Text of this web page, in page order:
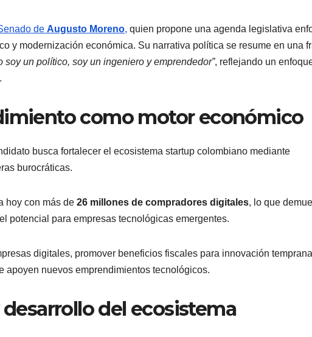
de Augusto Moreno, quien propone una agenda legislativa
y modernización económica. Su narrativa política se resume en una
soy un político, soy un ingeniero y emprendedor”, reflejando un
como motor económico
busca fortalecer el ecosistema startup colombiano mediante
burocráticas.
hoy con más de 26 millones de compradores digitales, lo que
potencial para empresas tecnológicas emergentes.
digitales, promover beneficios fiscales para innovación
apoyen nuevos emprendimientos tecnológicos.
del ecosistema